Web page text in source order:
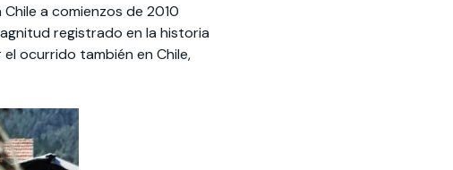
a comienzos de 2010
registrado en la historia
ocurrido también en Chile,